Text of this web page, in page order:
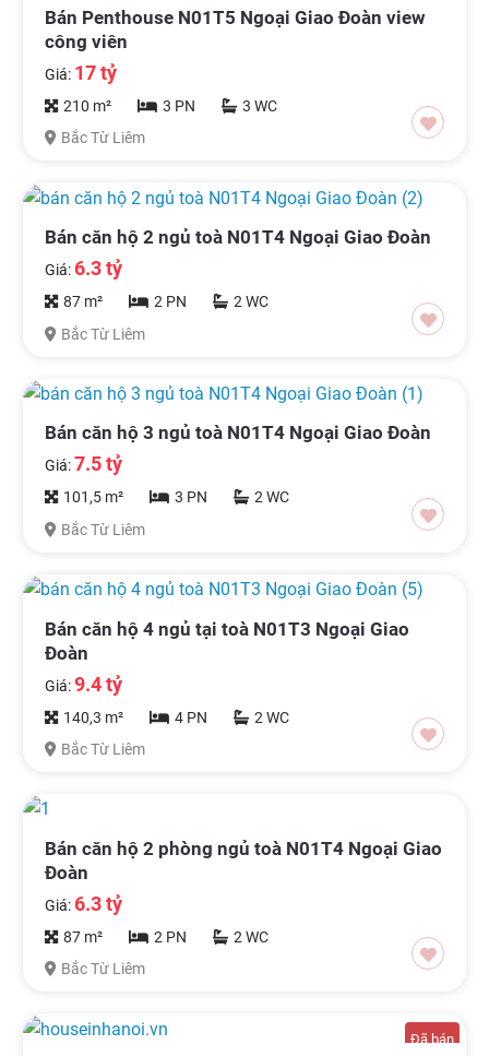
Bán Penthouse N01T5 Ngoại Giao Đoàn view
công viên
Giá: 17 tỷ
210 m² 3 PN
3 WC
Bắc Từ Liêm
Bán căn hộ 2 ngủ toà N01T4 Ngoại Giao Đoàn
Giá:6.3 tỷ
87 m² 2 PN
2 WC
Bắc Từ Liêm
Bán căn hộ 3 ngủ toà N01T4 Ngoại Giao Đoàn
Giá:7.5 tỷ
101,5 m² 3 PN
2 WC
Bắc Từ Liêm
Bán căn hộ 4 ngủ tại toà N01T3 Ngoại Giao
Đoàn
Giá:9.4 tỷ
140,3 m² 4 PN
2 WC
Bắc Từ Liêm
Bán căn hộ 2 phòng ngủ toà N01T4 Ngoại Giao
Đoàn
Giá:6.3 tỷ
87 m² 2 PN
2 WC
Bắc Từ Liêm
Đã bán